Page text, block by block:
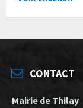
CONTACT
Mairie de Thilay